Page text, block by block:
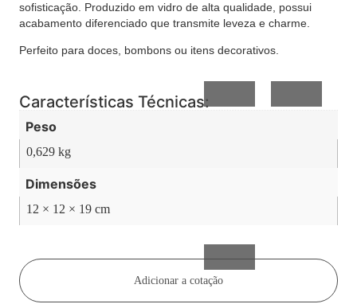
Utilidades
de
Confeitaria
sofisticação. Produzido em vidro de alta qualidade, possui
acabamento diferenciado que transmite leveza e charme.
Perfeito para doces, bombons ou itens decorativos.
Características Técnicas:
Peso
0,629 kg
Dimensões
12 × 12 × 19 cm
Adicionar a cotação